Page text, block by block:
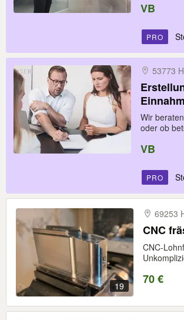
VB
PRO
53773
Wir
oder ob
VB
PRO
19
69253
CNC
CNC-
70 €